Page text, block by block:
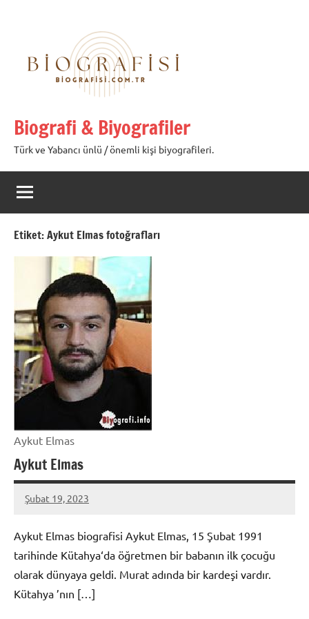
Biografi & Biyografiler
Türk ve Yabancı ünlü / önemli kişi biyografileri.
Etiket:Aykut Elmas fotoğrafları
Aykut Elmas
Aykut Elmas
Şubat 19, 2023
admin
Aykut Elmas biografisi Aykut Elmas, 15 Şubat 1991
tarihinde Kütahya‘da öğretmen bir babanın ilk çocuğu
olarak dünyaya geldi. Murat adında bir kardeşi vardır.
Kütahya ’nın […]